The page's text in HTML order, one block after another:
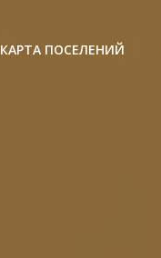
КАРТА ПОСЕЛЕНИЙ